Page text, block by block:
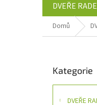
DVEŘE
Domů
kategorie
Kategorie
DVEŘE